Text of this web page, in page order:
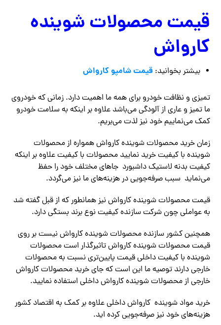
قیمت محصولات شوینده
کارواش
بیشتر بخوانید: قیمت شامپو کارواش
تمیزی و نظافت خودرو برای همه ما اهمیت دارد. زمانی که خودروی
ما تمیز و عاری از آلودگی می‌باشد علاوه بر اینکه به سلامت خودرو
کمک می‌نماییم خود نیز لذت می‌بریم.
زمان خرید محصولات شوینده کارواش همواره از محصولات
شوینده با کیفیت خرید نمایید محصولات با کیفیت علاوه بر اینکه
کیفیت بدنه لاستیک داشبورد جاهای مختلف خود را حفظ
می‌نماید سبب صرفه‌جویی در هزینه‌های ما نیز می‌گردد.
قیمت محصولات شوینده کارواش نیز همانطور که از قبل گفته شد
به عواملی چون شرکت سازنده کیفیت نوع برند بستگی دارد.
همچنین کشور سازنده محصولات شوینده کارواش نیست بر روی
قیمت محصولات شوینده کارواش تاثیرگذار است محصولات
شوینده با کیفیت داخلی قیمت پایین‌تری نسبت به محصولات
خارجی دارند توصیه ما این است که جای خرید محصولات کارواش
خارجی از محصولات شوینده کارواش داخلی استفاده نمایید.
خرید مواد شوینده کارواش داخلی علاوه بر کمک به اقتصاد کشور
هزینه‌های خود نیز صرفه‌جویی کرده اید.